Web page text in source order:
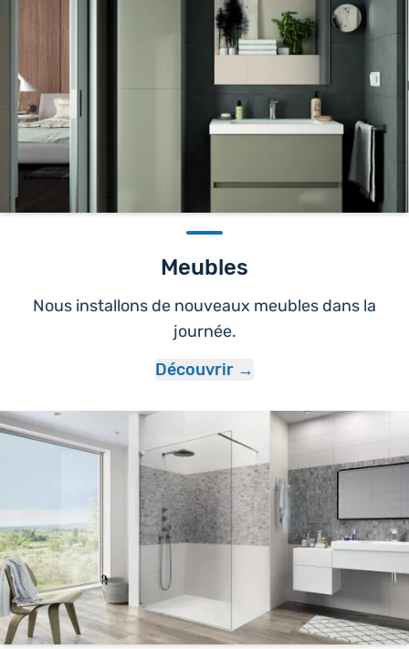
Meubles
Nous installons de nouveaux meubles dans la
journée.
Découvrir